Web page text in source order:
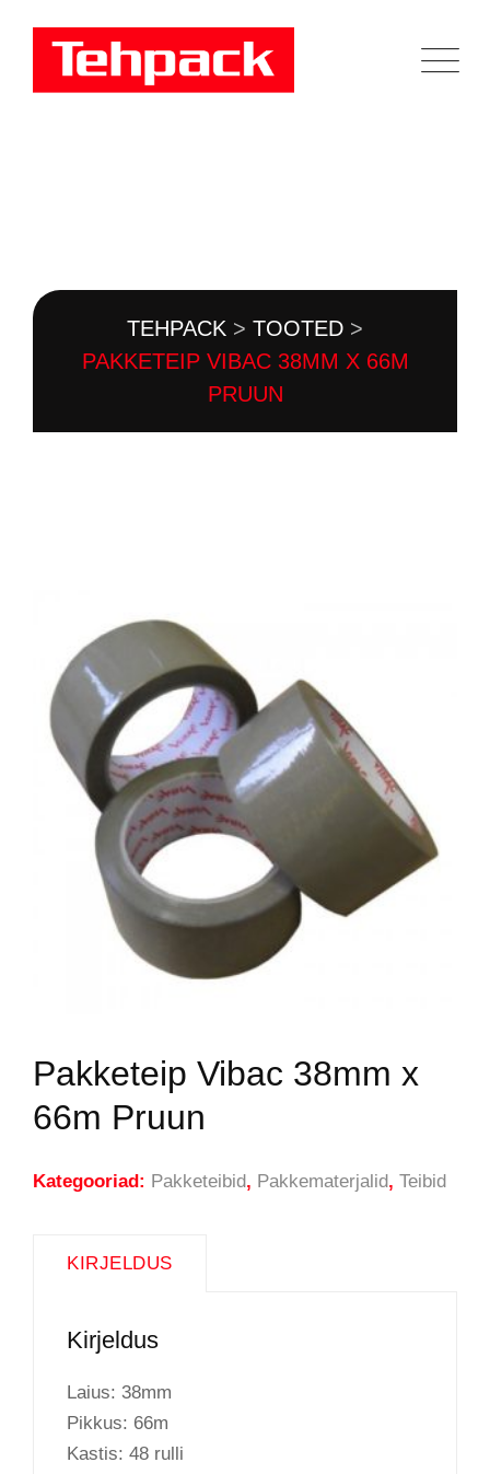
TEHPACK > TOOTED >
PAKKETEIP VIBAC 38MM X 66M
PRUUN
Pakketeip Vibac 38mm x
66m Pruun
Kategooriad: Pakketeibid, Pakkematerjalid, Teibid
KIRJELDUS
Kirjeldus
Laius: 38mm
Pikkus: 66m
Kastis: 48 rulli